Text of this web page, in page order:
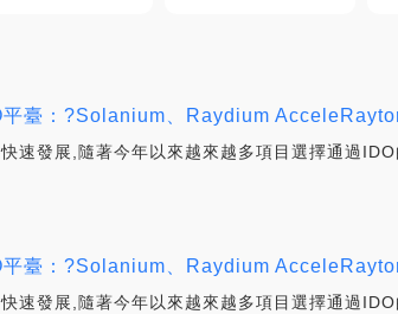
臺：?Solanium、Raydium
速發展,隨著今年以來越來越多項目選擇通過
臺：?Solanium、Raydium
速發展,隨著今年以來越來越多項目選擇通過